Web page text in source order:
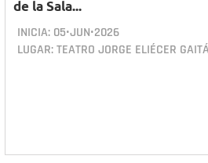
de la Sala...
INICIA: 05•JUN•2026
LUGAR: TEATRO JORGE ELIÉCER